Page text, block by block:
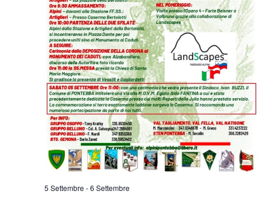
5 Settembre -6 Settembre